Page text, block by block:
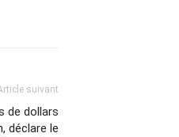
suivant
de dollars
déclare le